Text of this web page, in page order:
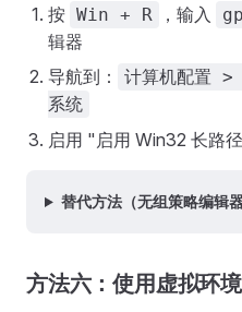
按 Win + R ，输入
辑器
导航到：
计算机配置
系统
启用 "启用 Win32 长路
替代方法（无组策略编辑器
方法六：使用虚拟环境